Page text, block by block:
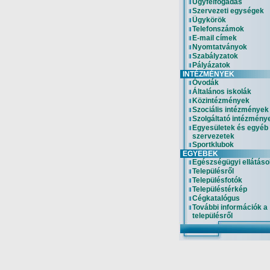
Ügyfélfogadás
Szervezeti egységek
Ügykörök
Telefonszámok
E-mail címek
Nyomtatványok
Szabályzatok
Pályázatok
INTÉZMÉNYEK
Óvodák
Általános iskolák
Közintézmények
Szociális intézmények
Szolgáltató
Egyesületek és egyéb
szervezetek
Sportklubok
EGYEBEK
Egészségügyi
Településről
Településfotók
Településtérkép
Cégkatalógus
További információk a
településről